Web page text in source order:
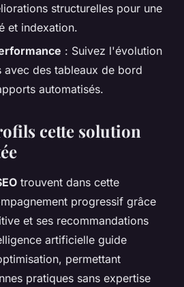
structurelles pour une
et indexation.
: Suivez l'évolution
des tableaux de bord
automatisés.
cette solution
trouvent dans cette
progressif grâce
et ses recommandations
artificielle guide
permettant
pratiques sans expertise